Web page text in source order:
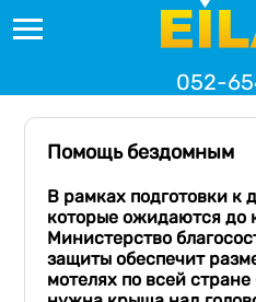
052-
Помощь бездомным
В рамках подготовки
которые ожидаются до
Министерство
защиты обеспечит
мотелях по всей